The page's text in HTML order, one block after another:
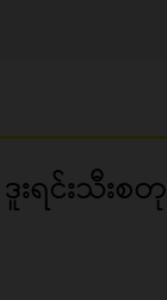
ရင်းသီးစတု